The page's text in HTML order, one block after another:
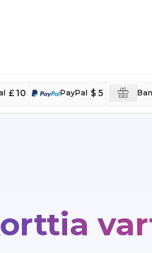
£ 10 PayPal $ 5